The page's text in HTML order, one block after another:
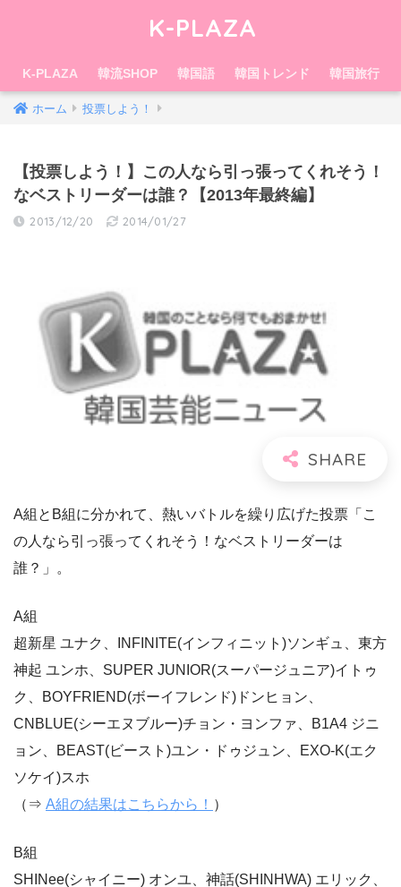
K-PLAZA
K-PLAZA 韓流SHOP 韓国語 韓国トレンド 韓国旅行
ホーム 投票しよう！
【投票しよう！】この人なら引っ張ってくれそう！
なベストリーダーは誰？【2013年最終編】
2013/12/20 2014/01/27
A組とB組に分かれて、熱いバトルを繰り広げた投票「こ
の人なら引っ張ってくれそう！なベストリーダーは
誰？」。
A組
超新星 ユナク、INFINITE(インフィニット)ソンギュ、東方
神起 ユンホ、SUPER JUNIOR(スーパージュニア)イトゥ
ク、BOYFRIEND(ボーイフレンド)ドンヒョン、
CNBLUE(シーエヌブルー)チョン・ヨンファ、B1A4 ジニ
ョン、BEAST(ビースト)ユン・ドゥジュン、EXO-K(エク
ソケイ)スホ
（⇒ A組の結果はこちらから！ ）
B組
SHINee(シャイニー) オンユ、神話(SHINHWA) エリック、